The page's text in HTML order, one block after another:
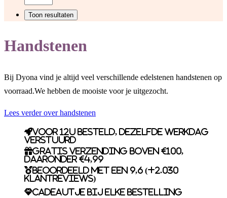
Handstenen
Bij Dyona vind je altijd veel verschillende edelstenen handstenen op
voorraad.We hebben de mooiste voor je uitgezocht.
Lees verder over handstenen
Voor 12u besteld, dezelfde werkdag
verstuurd
Gratis verzending boven €100,
daaronder €4,99
Beoordeeld met een 9,6 (+2.030
klantreviews)
Cadeautje bij elke bestelling